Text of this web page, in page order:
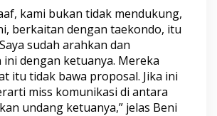
kami bukan tidak mendukung,
berkaitan dengan taekondo, itu
sudah arahkan dan
dengan ketuanya. Mereka
itu tidak bawa proposal. Jika ini
miss komunikasi di antara
undang ketuanya,” jelas Beni